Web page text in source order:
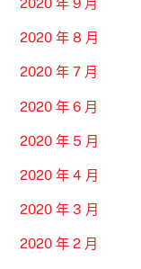
2020 年 9 月
2020 年 8 月
2020 年 7 月
2020 年 6 月
2020 年 5 月
2020 年 4 月
2020 年 3 月
2020 年 2 月